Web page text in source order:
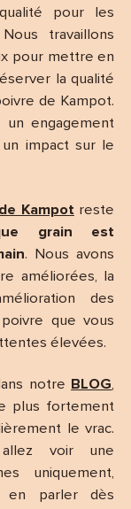
pour les
travaillons
pour mettre en
la qualité
de Kampot.
un engagement
impact sur le
Kampotreste
grain est
. Nous avons
améliorées, la
des
que vous
élevées.
notre BLOG,
plus fortement
le vrac.
voir une
uniquement,
en parler dès